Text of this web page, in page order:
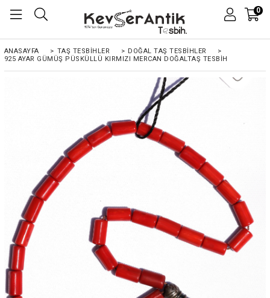
0
ANASAYFA > TAŞ TESBİHLER > DOĞAL TAŞ TESBİHLER
>
925 AYAR GÜMÜŞ PÜSKÜLLÜ KIRMIZI MERCAN DOĞALTAŞ TESBIH